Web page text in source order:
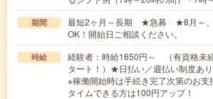
期間
最短2ヶ月～長期 ★急募 ★8月～、
OK！開始日ご相談ください。
時給
経験者：時給1650円～ （有資格未
タート！）★日払い／週払い制度あり
※稼働開始時は手続き完了次第のお
タイムできる方は100円アップ！